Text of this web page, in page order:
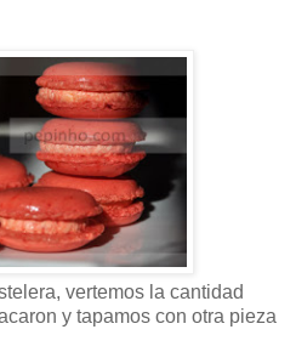
vertemos la cantidad
y tapamos con otra pieza